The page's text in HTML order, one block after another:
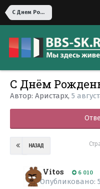
С Днем Рождения !
С Днём
Автор: Аристарх, 5
НАЗАД
Vitos 6 010
Опубликовано: